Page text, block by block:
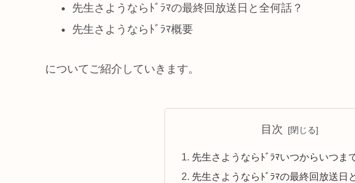
先生さようならﾄﾞﾗﾏの最終回放送日と全何話？
先生さようならﾄﾞﾗﾏ概要
についてご紹介していきます。
目次
先生さようならﾄﾞﾗﾏいつからいつま
先生さようならﾄﾞﾗﾏの最終回放送日